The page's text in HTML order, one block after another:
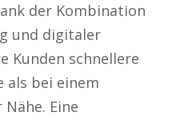
der Kombination
und digitaler
Kunden schnellere
als bei einem
Eine